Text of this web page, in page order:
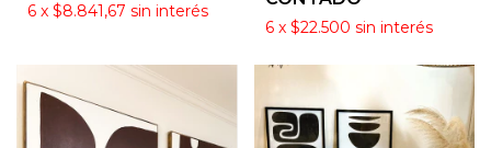
6 x $8.841,67 sin interés
6 x $22.500 sin interés